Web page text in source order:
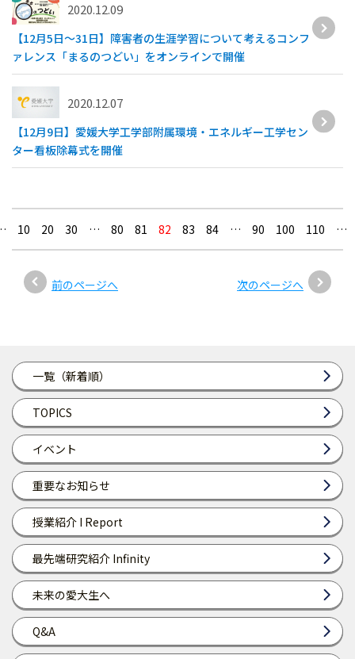
一覧（新着順）
TOPICS
イベント
重要なお知らせ
授業紹介 I Report
最先端研究紹介 Infinity
未来の愛大生へ
Q&A
2020.12.09
【12月5日～31日】障害者の生涯学習について考えるコンフ
ァレンス「まるのつどい」をオンラインで開催
2020.12.07
【12月9日】愛媛大学工学部附属環境・エネルギー工学セン
ター看板除幕式を開催
前のページへ
10 20 30 … 80 81 82 83 84 … 90 100 110 …
次のページへ